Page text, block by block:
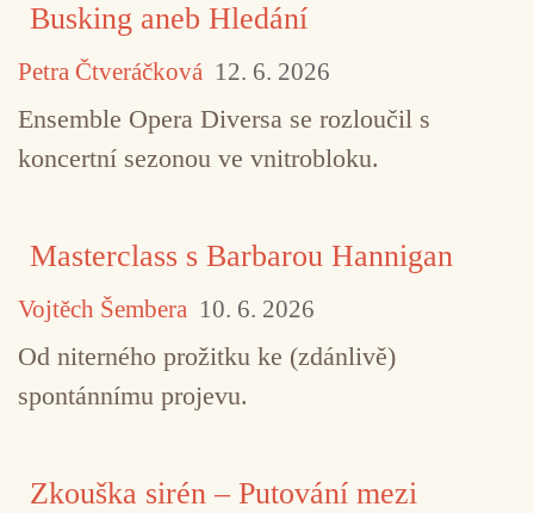
Busking aneb Hledání
Petra Čtveráčková 12. 6. 2026
Ensemble Opera Diversa se rozloučil s
koncertní sezonou ve vnitrobloku.
Masterclass s Barbarou Hannigan
Vojtěch Šembera 10. 6. 2026
Od niterného prožitku ke (zdánlivě)
spontánnímu projevu.
Zkouška sirén – Putování mezi